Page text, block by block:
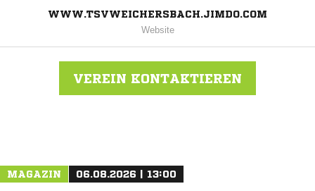
WWW.TSVWEICHERSBACH.JIMDO.COM
Website
VEREIN KONTAKTIEREN
MAGAZIN 06.08.2026 | 13:00